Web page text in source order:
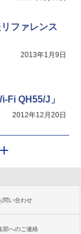
ファレンス
2013年1月9日
Fi QH55/J」
2012年12月20日
問い合わせ
部へのご連絡